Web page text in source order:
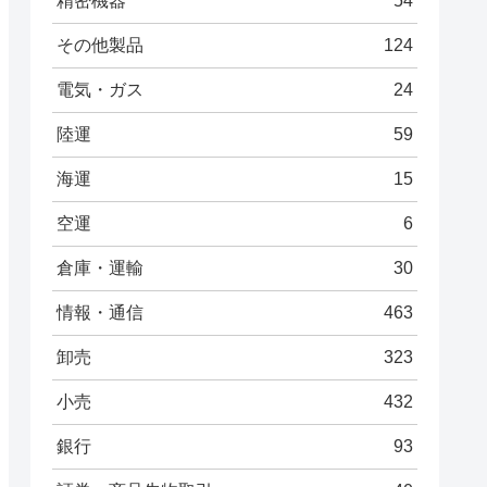
その他製品 124
電気・ガス 24
陸運 59
海運 15
空運 6
倉庫・運輸 30
情報・通信 463
卸売 323
小売 432
銀行 93